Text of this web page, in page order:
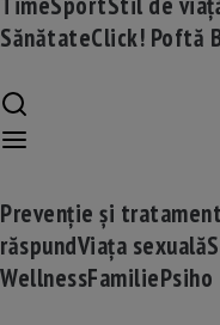
SănătateClick! Poftă
Prevenție și tratament
răspundViața sexuală
WellnessFamiliePsiho